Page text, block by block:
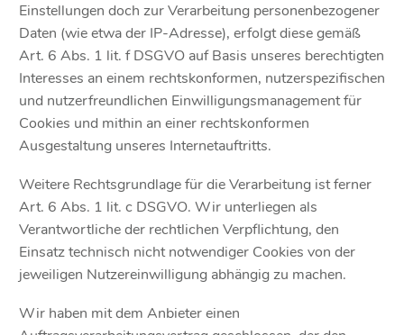
Einstellungen doch zur Verarbeitung personenbezogener
Daten (wie etwa der IP-Adresse), erfolgt diese gemäß
Art. 6 Abs. 1 lit. f DSGVO auf Basis unseres berechtigten
Interesses an einem rechtskonformen, nutzerspezifischen
und nutzerfreundlichen Einwilligungsmanagement für
Cookies und mithin an einer rechtskonformen
Ausgestaltung unseres Internetauftritts.
Weitere Rechtsgrundlage für die Verarbeitung ist ferner
Art. 6 Abs. 1 lit. c DSGVO. Wir unterliegen als
Verantwortliche der rechtlichen Verpflichtung, den
Einsatz technisch nicht notwendiger Cookies von der
jeweiligen Nutzereinwilligung abhängig zu machen.
Wir haben mit dem Anbieter einen